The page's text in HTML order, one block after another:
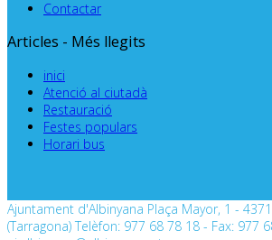
Contactar
Articles - Més llegits
inici
Atenció al ciutadà
Restauració
Festes populars
Horari bus
Ajuntament d'Albinyana Plaça Mayor, 1 -
(Tarragona) Telèfon: 977 68 78 18 - Fax: 977